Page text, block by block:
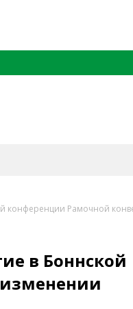
конференции Рамочной
в Боннской